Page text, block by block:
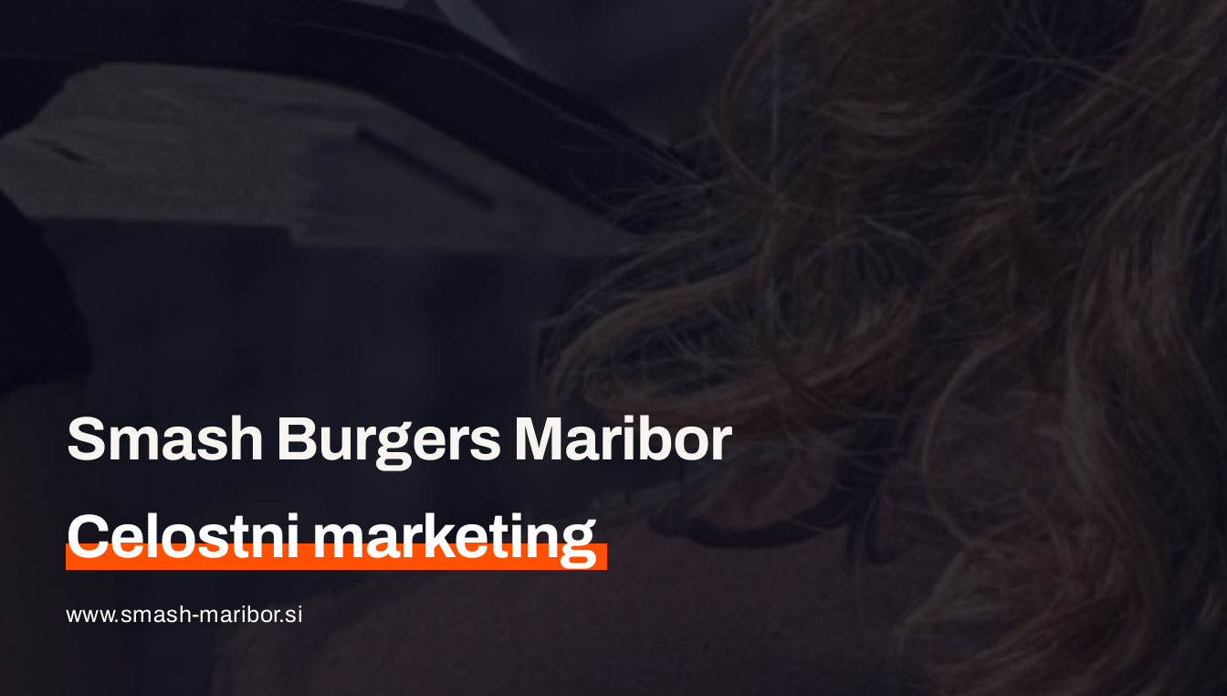
Smash Burgers Maribor
Celostni marketing
www.smash-maribor.si